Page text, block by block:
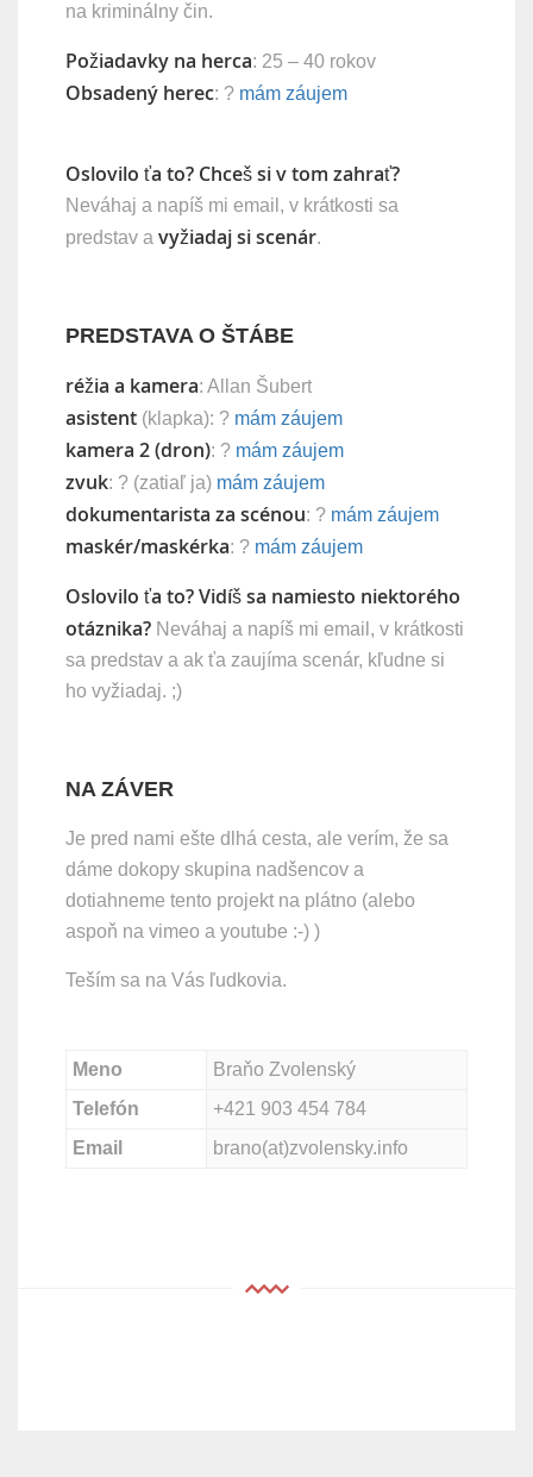
na kriminálny čin.
Požiadavky na herca: 25 – 40 rokov
Obsadený herec: ? mám záujem
Oslovilo ťa to? Chceš si v tom zahrať?
Neváhaj a napíš mi email, v krátkosti sa
predstav a vyžiadaj si scenár.
PREDSTAVA O ŠTÁBE
réžia a kamera: Allan Šubert
asistent (klapka): ? mám záujem
kamera 2 (dron): ? mám záujem
zvuk: ? (zatiaľ ja) mám záujem
dokumentarista za scénou: ? mám záujem
maskér/maskérka: ? mám záujem
Oslovilo ťa to? Vidíš sa namiesto niektorého
otáznika? Neváhaj a napíš mi email, v krátkosti
sa predstav a ak ťa zaujíma scenár, kľudne si
ho vyžiadaj. ;)
NA ZÁVER
Je pred nami ešte dlhá cesta, ale verím, že sa
dáme dokopy skupina nadšencov a
dotiahneme tento projekt na plátno (alebo
aspoň na vimeo a youtube :-) )
Teším sa na Vás ľudkovia.
Meno
Braňo Zvolenský
Telefón
+421 903 454 784
Email
brano(at)zvolensky.info